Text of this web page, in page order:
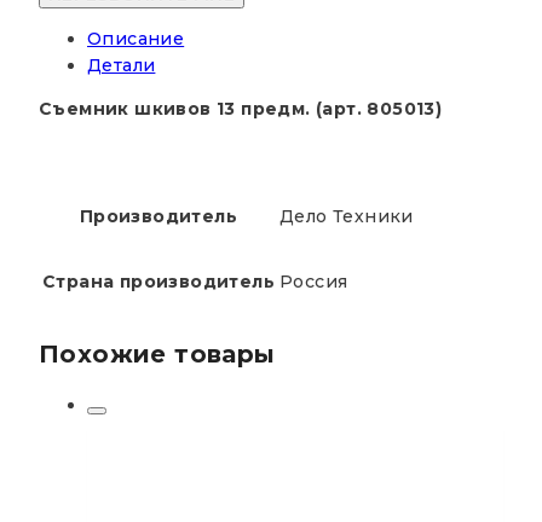
предм.
"Дело
Техники"
Описание
Детали
Съемник шкивов 13 предм. (арт. 805013)
Производитель Дело Техники
Страна производитель Россия
Похожие товары